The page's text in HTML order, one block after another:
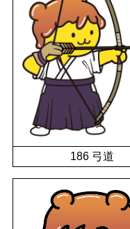
186 弓道